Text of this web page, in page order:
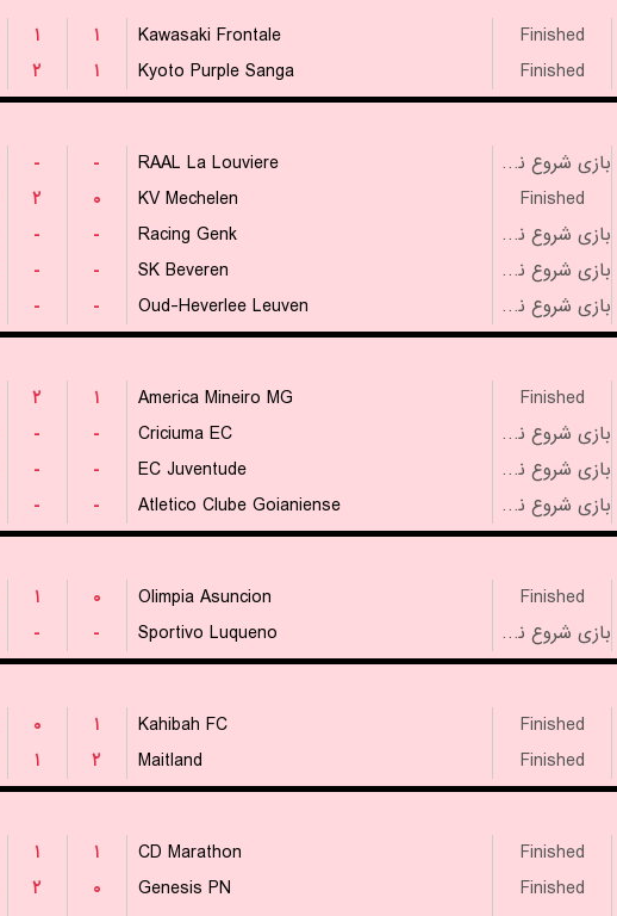
۱ ۱ Kawasaki Frontale Finished
۲ ۱ Kyoto Purple Sanga Finished
- - RAAL La Louviere بازی شروع نشده است
۲ ۰ KV Mechelen Finished
- - Racing Genk بازی شروع نشده است
- - SK Beveren بازی شروع نشده است
- - Oud-Heverlee Leuven بازی شروع نشده است
۲ ۱ America Mineiro MG Finished
- - Criciuma EC بازی شروع نشده است
- - EC Juventude بازی شروع نشده است
- - Atletico Clube Goianiense بازی شروع نشده است
۱ ۰ Olimpia Asuncion Finished
- - Sportivo Luqueno بازی شروع نشده است
۰ ۱ Kahibah FC Finished
۱ ۲ Maitland Finished
۱ ۱ CD Marathon Finished
۲ ۰ Genesis PN Finished